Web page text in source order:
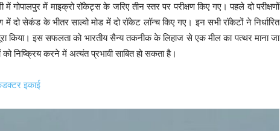
में गोपालपुर में माइक्रो रॉकेट्स के जरिए तीन स्तर पर परीक्षण किए गए। पहले दो परीक्षणों
दो सेकंड के भीतर साल्वो मोड में दो रॉकेट लॉन्च किए गए। इन सभी रॉकेटों ने निर्धारित
किया। इस सफलता को भारतीय सैन्य तकनीक के लिहाज से एक मील का पत्थर माना जा
निष्क्रिय करने में अत्यंत प्रभावी साबित हो सकता है।
इकाई